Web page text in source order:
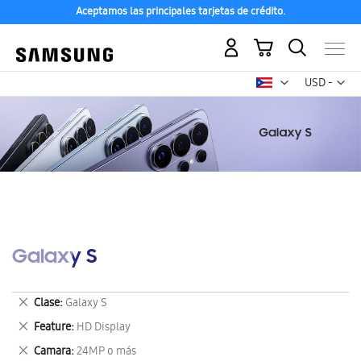
Aceptamos las principales tarjetas de crédito.
USD -
dólar
Mi carrito
Galaxy S
Clase Galaxy S
Eliminar
este
artículo
Feature HD Display
Eliminar
este
Camara 24MP o más
Eliminar